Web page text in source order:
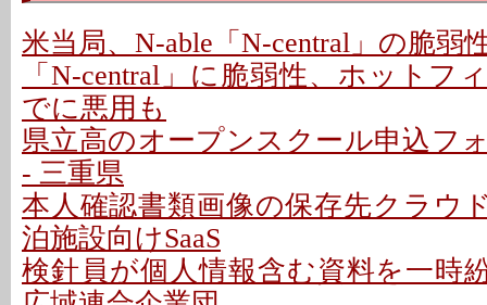
米当局、N-able「N-central」の脆弱
「N-central」に脆弱性、ホットフ
でに悪用も
県立高のオープンスクール申込フ
- 三重県
本人確認書類画像の保存先クラウ
泊施設向けSaaS
検針員が個人情報含む資料を一時